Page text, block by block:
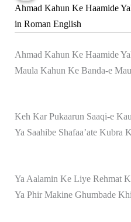
Ahmad Kahun Ke Haamide
in Roman English
Ahmad Kahun Ke Haamide
Maula Kahun Ke Banda-e
Keh Kar Pukaarun Saaqi-e
Ya Saahibe Shafaa’ate Kubra
Ya Aalamin Ke Liye Rehmat
Ya Phir Makine Ghumbade